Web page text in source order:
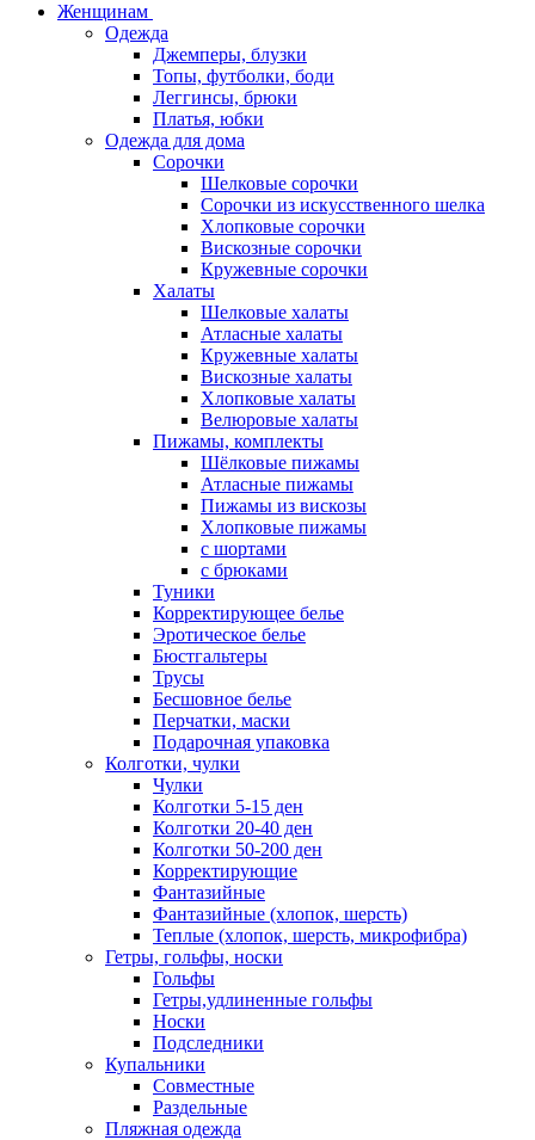
Женщинам
Одежда
Джемперы, блузки
Топы, футболки, боди
Леггинсы, брюки
Платья, юбки
Одежда для дома
Сорочки
Шелковые сорочки
Сорочки из искусственного шелка
Хлопковые сорочки
Вискозные сорочки
Кружевные сорочки
Халаты
Шелковые халаты
Атласные халаты
Кружевные халаты
Вискозные халаты
Хлопковые халаты
Велюровые халаты
Пижамы, комплекты
Шёлковые пижамы
Атласные пижамы
Пижамы из вискозы
Хлопковые пижамы
с шортами
с брюками
Туники
Корректирующее белье
Эротическое белье
Бюстгальтеры
Трусы
Бесшовное белье
Перчатки, маски
Подарочная упаковка
Колготки, чулки
Чулки
Колготки 5-15 ден
Колготки 20-40 ден
Колготки 50-200 ден
Корректирующие
Фантазийные
Фантазийные (хлопок, шерсть)
Теплые (хлопок, шерсть, микрофибра)
Гетры, гольфы, носки
Гольфы
Гетры,удлиненные гольфы
Носки
Подследники
Купальники
Совместные
Раздельные
Пляжная одежда